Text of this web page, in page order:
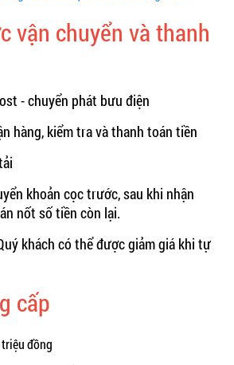
vận chuyển và thanh
- chuyển phát bưu điện
hàng, kiểm tra và thanh toán tiền
khoản cọc trước, sau khi nhận
nốt số tiền còn lại.
khách có thể được giảm giá khi tự
cấp
đồng